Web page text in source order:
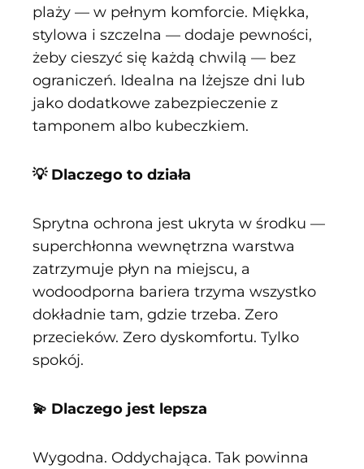
plaży — w pełnym komforcie. Miękka,
stylowa i szczelna — dodaje pewności,
żeby cieszyć się każdą chwilą — bez
ograniczeń. Idealna na lżejsze dni lub
jako dodatkowe zabezpieczenie z
tamponem albo kubeczkiem.
💡 Dlaczego to działa
Sprytna ochrona jest ukryta w środku —
superchłonna wewnętrzna warstwa
zatrzymuje płyn na miejscu, a
wodoodporna bariera trzyma wszystko
dokładnie tam, gdzie trzeba. Zero
przecieków. Zero dyskomfortu. Tylko
spokój.
💫 Dlaczego jest lepsza
Wygodna. Oddychająca. Tak powinna